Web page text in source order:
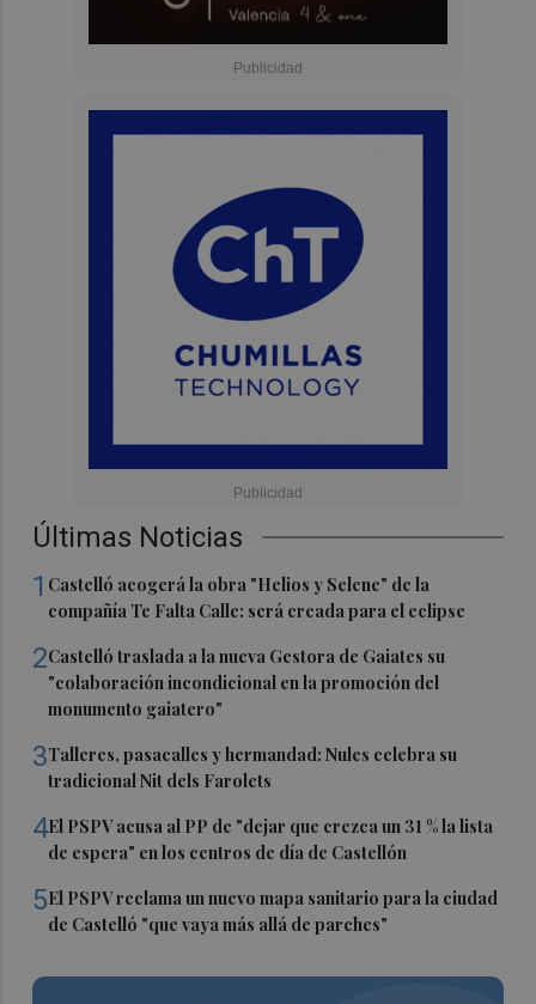
Últimas Noticias
1 Castelló acogerá la obra "Helios y Selene" de la
compañía Te Falta Calle: será creada para el eclipse
2Castelló traslada a la nueva Gestora de Gaiates su
"colaboración incondicional en la promoción del
monumento gaiatero"
3Talleres, pasacalles y hermandad: Nules celebra su
tradicional Nit dels Farolets
4El PSPV acusa al PP de "dejar que crezca un 31 % la lista
de espera" en los centros de día de Castellón
5El PSPV reclama un nuevo mapa sanitario para la ciudad
de Castelló "que vaya más allá de parches"